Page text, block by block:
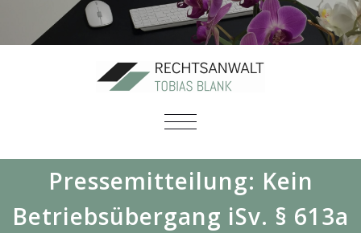
SCHALTE
Pressemitteilung: Kein
Betriebsübergang iSv. § 613a